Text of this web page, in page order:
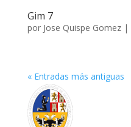
Gim 7
por Jose Quispe Gomez|
« Entradas más antiguas